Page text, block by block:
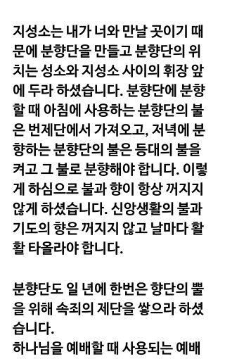
지성소는 내가 너와 만날 곳이기 때
문에 분향단을 만들고 분향단의 위
치는 성소와 지성소 사이의 휘장 앞
에 두라 하셨습니다. 분향단에 분향
할 때 아침에 사용하는 분향단의 불
은 번제단에서 가져오고, 저녁에 분
향하는 분향단의 불은 등대의 불을
켜고 그 불로 분향해야 합니다. 이렇
게 하심으로 불과 향이 항상 꺼지지
않게 하셨습니다. 신앙생활의 불과
기도의 향은 꺼지지 않고 날마다 활
활 타올라야 합니다.
분향단도 일 년에 한번은 향단의 뿔
을 위해 속죄의 제단을 쌓으라 하셨
습니다.
하나님을 예배할 때 사용되는 예배